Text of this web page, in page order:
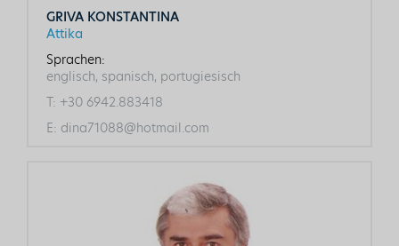
GRIVA KONSTANTINA
Attika
Sprachen:
englisch, spanisch, portugiesisch
T: +30 6942.883418
E: dina71088@hotmail.com